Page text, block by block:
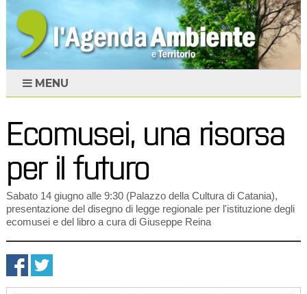
MENU
Ecomusei, una risorsa
per il futuro
Sabato 14 giugno alle 9:30 (Palazzo della Cultura di Catania),
presentazione del disegno di legge regionale per l'istituzione degli
ecomusei e del libro a cura di Giuseppe Reina